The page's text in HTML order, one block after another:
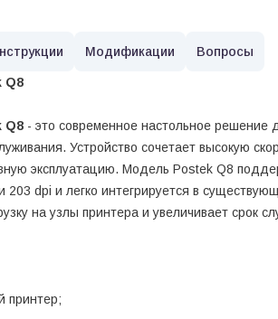
Модификации Вопросы
Q8
Q8 - это современное настольное решение
Устройство сочетает высокую
эксплуатацию. Модель Postek Q8
203 dpi и легко интегрируется в
на узлы принтера и увеличивает срок
принтер;